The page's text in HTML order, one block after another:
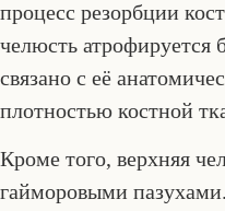
процесс резорбции
челюсть
связано с её
плотностью костной
Кроме того, верхняя
гайморовыми